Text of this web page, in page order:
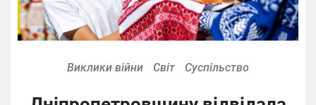
Виклики війни Світ Суспільство